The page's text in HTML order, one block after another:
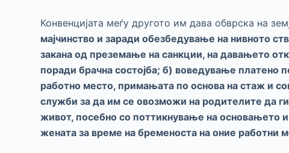
Конвенцијата меѓу другото им дава обврска на
мајчинство и заради обезбедување на нивното
закана од преземање на санкции, на давањето
поради брачна состојба; б) воведување платено
работно место, примањата по основа на стаж и
служби за да им се овозможи на родителите да
живот, посебно со поттикнување на основањето
жената за време на бременоста на оние работни